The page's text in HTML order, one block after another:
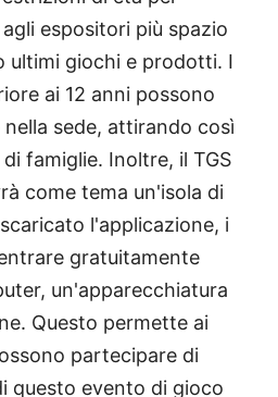
espositori più spazio
ultimi giochi e prodotti. I
ai 12 anni possono
sede, attirando così
famiglie. Inoltre, il TGS
come tema un'isola di
l'applicazione, i
gratuitamente
un'apparecchiatura
Questo permette ai
partecipare di
questo evento di gioco